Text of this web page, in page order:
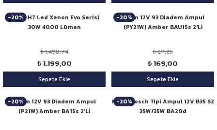
-20%
Niken H7 Led Xenon Evo Serisi
30W 4000 Lümen
₺ 1.498,74
₺ 1.199,00
Sepete Ekle
-20%
Niken 12V 93 Diadem Ampul
(PY21W) Amber BAU15s 2'Lİ
₺ 211,25
₺ 169,00
Sepete Ekle
-20%
Niken 12V 93 Diadem Ampul
(P21W) Amber BA15s 2'Lİ
-20%
Niken Bosch Tipi Ampul 12V B35 S2
35W/35W BA20d